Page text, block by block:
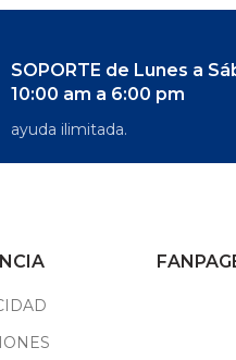
SOPORTE de Lunes a
10:00 am a 6:00 pm
ayuda ilimitada.